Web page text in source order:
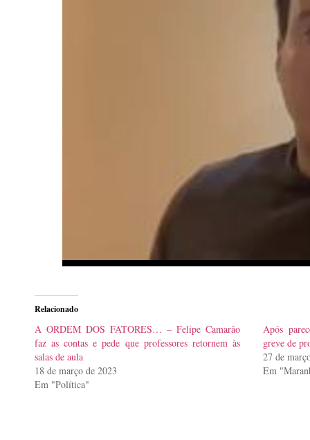
Relacionado
A ORDEM DOS FATORES… – Felipe Camarão
faz as contas e pede que professores retornem às
salas de aula
18 de março de 2023
Em "Política"
Após
greve de
27 de
Em